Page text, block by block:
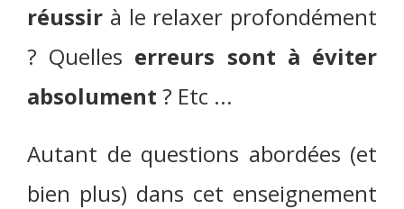
réussir à le relaxer profondément
? Quelles erreurs sont à éviter
absolument ? Etc ...
Autant de questions abordées (et
bien plus) dans cet enseignement